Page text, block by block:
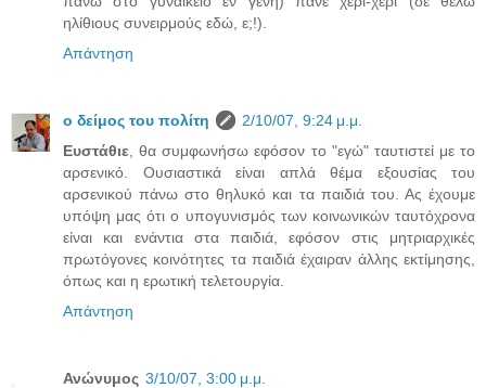
ηλίθιους συνειρμούς εδώ, ε;!).
Απάντηση
ο δείμος του πολίτη
2/10/07, 9:24 μ.μ.
Ευστάθιε , θα συμφωνήσω εφόσον το "εγώ" ταυτιστεί με το
αρσενικό. Ουσιαστικά είναι απλά θέμα εξουσίας του
αρσενικού πάνω στο θηλυκό και τα παιδιά του. Ας έχουμε
υπόψη μας ότι ο υπογυνισμός των κοινωνικών ταυτόχρονα
είναι και ενάντια στα παιδιά, εφόσον στις μητριαρχικές
πρωτόγονες κοινότητες τα παιδιά έχαιραν άλλης εκτίμησης,
όπως και η ερωτική τελετουργία.
Απάντηση
Ανώνυμος 3/10/07, 3:00 μ.μ.